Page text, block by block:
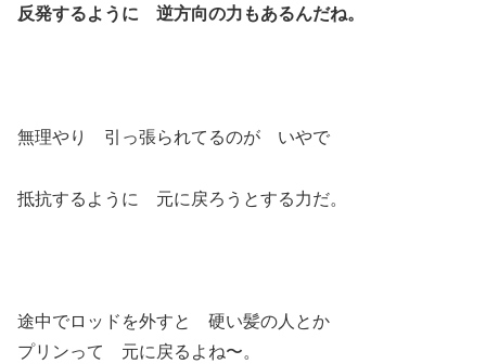
反発するように 逆方向の力もあるんだね。
無理やり 引っ張られてるのが いやで
抵抗するように 元に戻ろうとする力だ。
途中でロッドを外すと 硬い髪の人とか
プリンって 元に戻るよね〜。